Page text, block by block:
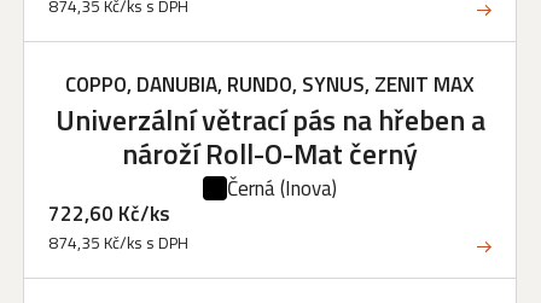
874,35 Kč/ks s DPH
COPPO, DANUBIA, RUNDO, SYNUS, ZENIT MAX
Univerzální větrací pás na hřeben a
nároží Roll-O-Mat černý
Černá(Inova)
722,60 Kč/ks
874,35 Kč/ks s DPH